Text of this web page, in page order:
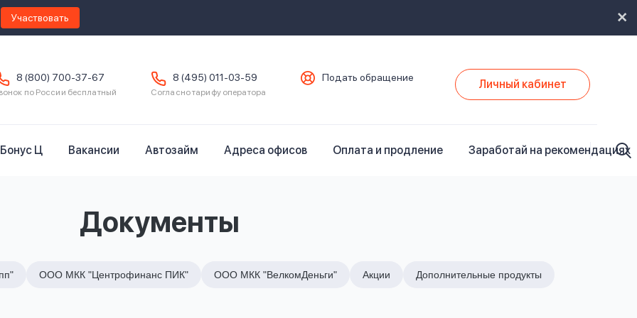
Участвовать
8 (800) 700-37-67
по России бесплатный
8 (495) 011-03-59
Согласно тарифу оператора
Подать обращение Личный кабинет
Бонус Ц Вакансии Автозайм Адреса офисов Оплата и продление Заработай на рекомендациях
Документы
ООО МКК "Центрофинанс ПИК" ООО МКК "ВелкомДеньги" Акции Дополнительные продукты